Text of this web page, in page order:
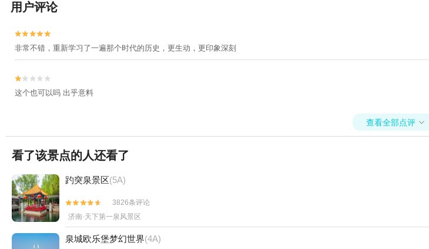
用户评论


非常不错，重新学习了一遍那个时代的历史，更生动，更印象深刻


这个也可以吗 出乎意料
查看全部点评 
看了该景点的人还看了
趵突泉景区(5A)


3826条评论
济南·天下第一泉风景区
泉城欧乐堡梦幻世界(4A)